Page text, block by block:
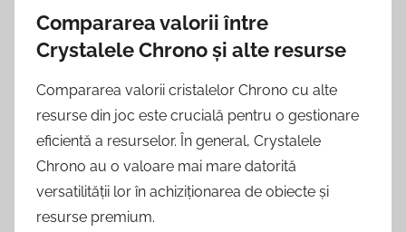
Compararea valorii între
Crystalele Chrono și alte resurse
Compararea valorii cristalelor Chrono cu alte
resurse din joc este crucială pentru o gestionare
eficientă a resurselor. În general, Crystalele
Chrono au o valoare mai mare datorită
versatilității lor în achiziționarea de obiecte și
resurse premium.